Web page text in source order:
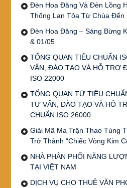
Đèn Hoa Đăng Và Đèn Lồng
Thống Lan Tỏa Từ Chùa Đến
Đèn Hoa Đăng – Sáng Bừng
& 01/05
TỔNG QUAN TIÊU CHUẨN
VẤN, ĐÀO TẠO VÀ HỖ TRỢ
ISO 22000
TỔNG QUAN TỪ TIÊU
TƯ VẤN, ĐÀO TẠO VÀ HỖ
CHUẨN ISO 26000
Giải Mã Ma Trận Thao Túng
Trở Thành “Chiếc Vòng Kim
NHÀ PHÂN PHỐI NĂNG
TẠI VIỆT NAM
DỊCH VỤ CHO THUÊ VĂN